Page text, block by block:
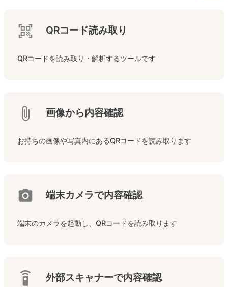
QRコード読み取り
QRコードを読み取り・解析するツールです
画像から内容確認
お持ちの画像や写真内にあるQRコードを読み取ります
端末カメラで内容確認
端末のカメラを起動し、QRコードを読み取ります
外部スキャナーで内容確認